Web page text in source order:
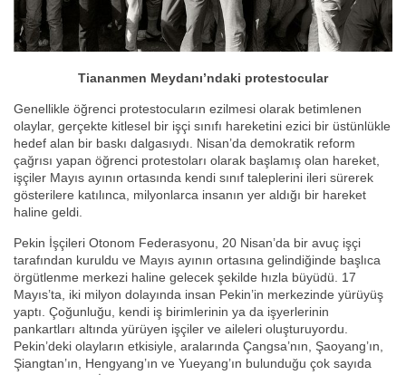
Tiananmen Meydanı’ndaki protestocular
Genellikle öğrenci protestocuların ezilmesi olarak betimlenen
olaylar, gerçekte kitlesel bir işçi sınıfı hareketini ezici bir üstünlükle
hedef alan bir baskı dalgasıydı. Nisan’da demokratik reform
çağrısı yapan öğrenci protestoları olarak başlamış olan hareket,
işçiler Mayıs ayının ortasında kendi sınıf taleplerini ileri sürerek
gösterilere katılınca, milyonlarca insanın yer aldığı bir hareket
haline geldi.
Pekin İşçileri Otonom Federasyonu, 20 Nisan’da bir avuç işçi
tarafından kuruldu ve Mayıs ayının ortasına gelindiğinde başlıca
örgütlenme merkezi haline gelecek şekilde hızla büyüdü. 17
Mayıs’ta, iki milyon dolayında insan Pekin’in merkezinde yürüyüş
yaptı. Çoğunluğu, kendi iş birimlerinin ya da işyerlerinin
pankartları altında yürüyen işçiler ve aileleri oluşturuyordu.
Pekin’deki olayların etkisiyle, aralarında Çangsa’nın, Şaoyang’ın,
Şiangtan’ın, Hengyang’ın ve Yueyang’ın bulunduğu çok sayıda